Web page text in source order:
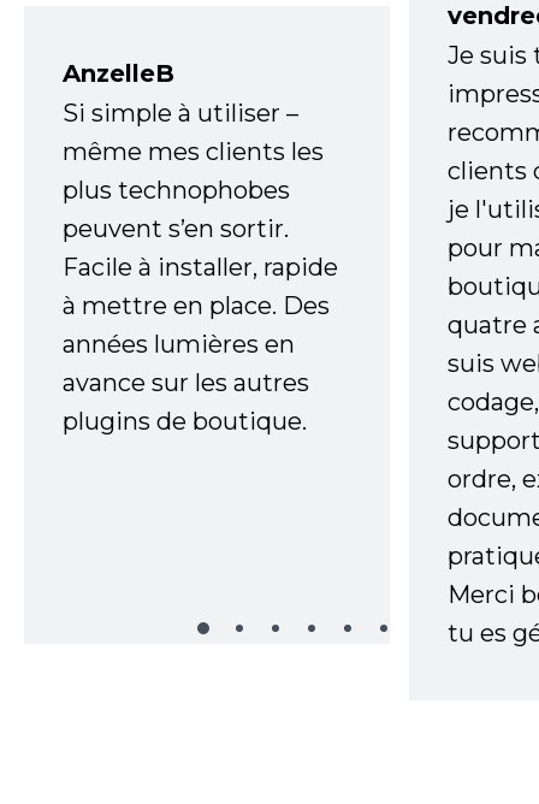
AnzelleB
Si simple à utiliser –
même mes clients les
plus technophobes
peuvent s’en sortir.
Facile à installer, rapide
à mettre en place. Des
années lumières en
avance sur les autres
plugins de boutique.
Je
clients
je
pour
quatre
suis
ordre,
Merci
tu es